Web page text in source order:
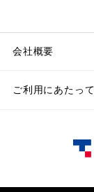
会社概要
ご利用にあたって